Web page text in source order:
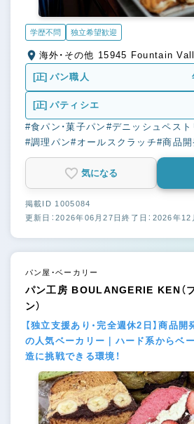
学歴不問 独立希望歓迎
海外・その他 15945
[正] パン職人
[正] パティシエ
#食パン・菓子パン #デニッシュペスト
#調理パン#オールスクラッチ#商品開
気になる
掲載ID 1005084
更新日：2026年06月27日終了日：2026年12
パン屋・ベーカリー
パン工房 BOULANGERIE KEN（
ン）
【独立支援あり・完全週休2日】商品
の人気ベーカリー｜ハード系からベ
造に挑戦できる環境！